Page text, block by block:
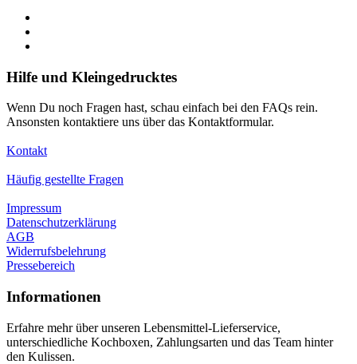
Hilfe und Kleingedrucktes
Wenn Du noch Fragen hast, schau einfach bei den FAQs rein.
Ansonsten kontaktiere uns über das Kontaktformular.
Kontakt
Häufig gestellte Fragen
Impressum
Datenschutzerklärung
AGB
Widerrufsbelehrung
Pressebereich
Informationen
Erfahre mehr über unseren Lebensmittel-Lieferservice,
unterschiedliche Kochboxen, Zahlungsarten und das Team hinter
den Kulissen.